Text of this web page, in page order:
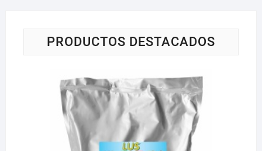
PRODUCTOS DESTACADOS